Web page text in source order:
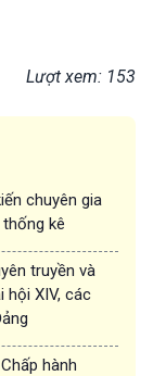
Lượt xem: 153
chuyên gia
kê
truyền và
hội XIV, các
hành